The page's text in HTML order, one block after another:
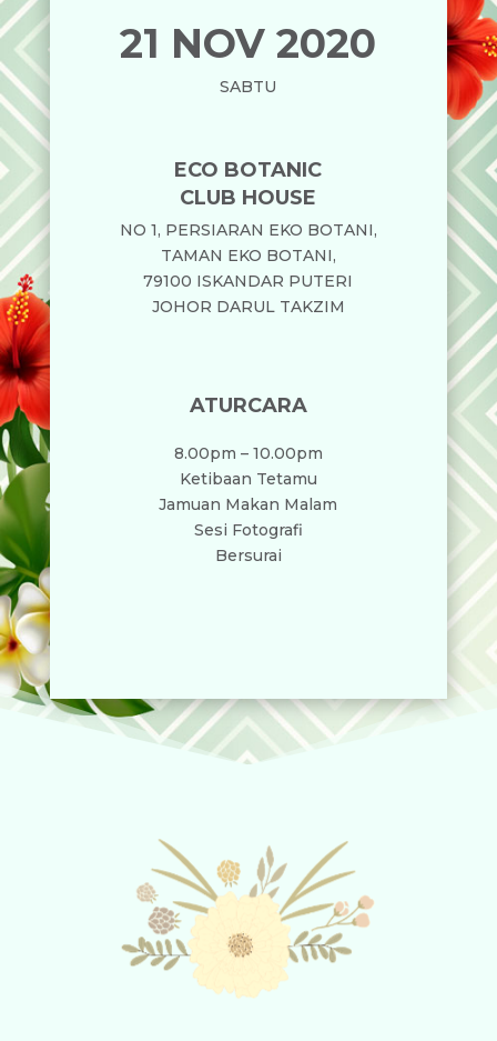
21 NOV 2020
SABTU
ECO BOTANIC
CLUB HOUSE
NO 1, PERSIARAN EKO BOTANI,
TAMAN EKO BOTANI,
79100 ISKANDAR PUTERI
JOHOR DARUL TAKZIM
ATURCARA
8.00pm – 10.00pm
Ketibaan Tetamu
Jamuan Makan Malam
Sesi Fotografi
Bersurai